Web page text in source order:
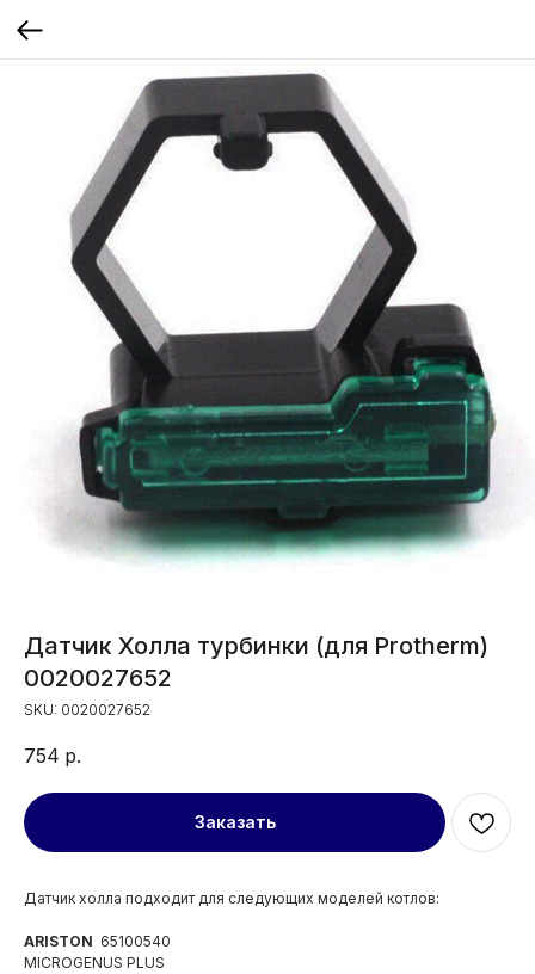
Датчик Холла турбинки (для Protherm)
0020027652
SKU: 0020027652
754 р.
Заказать
Датчик холла подходит для следующих моделей котлов:
ARISTON 65100540
MICROGENUS PLUS